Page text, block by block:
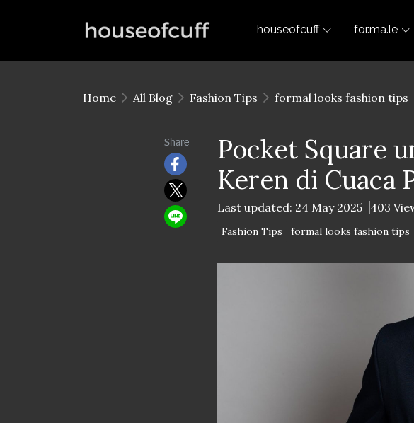
houseofcuff for.ma.le
Home All Blog Fashion Tips formal looks fashion tips
Share
Pocket Square
Keren di Cuaca
Last updated: 24 May 2025 403
Fashion Tips formal looks fashion tips